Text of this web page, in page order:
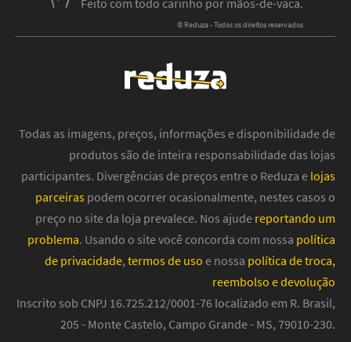
Feito com todo carinho por mãos-de-vaca.
© Reduza - Todos os direitos reservados
Todas as imagens, preços, informações e disponibilidade de
produtos são de inteira responsabilidade das lojas
participantes. Divergências de preços entre o Reduza e lojas
parceiras podem ocorrer ocasionalmente, nestes casos o
preço no site da loja prevalece. Nos ajude reportando um
problema. Usando o site você concorda com nossa política
de privacidade, termos de uso e nossa política de troca,
reembolso e devolução
Inscrito sob CNPJ 16.725.212/0001-76 localizado em R. Brasil,
205 - Monte Castelo, Campo Grande - MS, 79010-230.